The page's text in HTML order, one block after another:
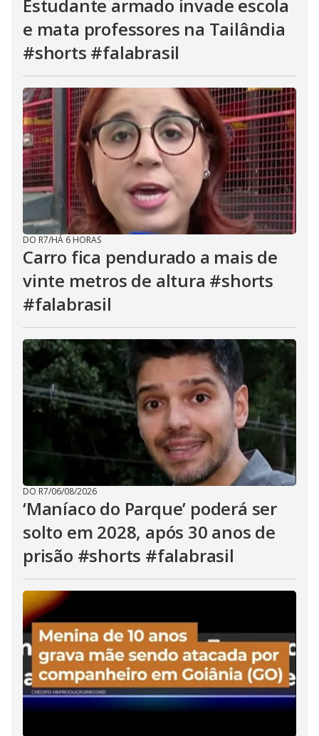
Estudante armado invade escola
e mata professores na Tailândia
#shorts #falabrasil
DO R7/HÁ 6 HORAS
Carro fica pendurado a mais de
vinte metros de altura #shorts
#falabrasil
DO R7/06/08/2026
‘Maníaco do Parque’ poderá ser
solto em 2028, após 30 anos de
prisão #shorts #falabrasil